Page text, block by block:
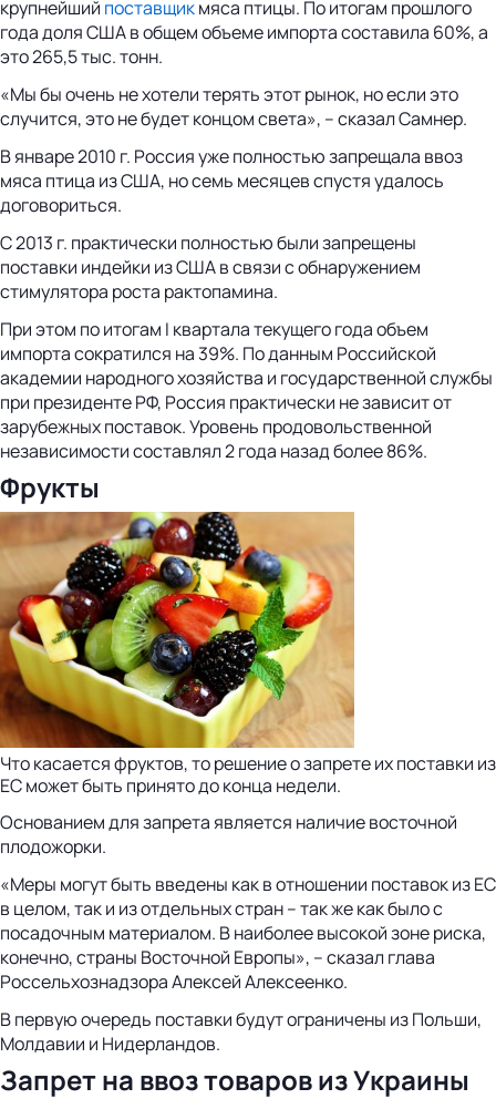
крупнейший поставщикмяса птицы. По итогам прошлого
года доля США в общем объеме импорта составила 60%, а
это 265,5 тыс. тонн.
«Мы бы очень не хотели терять этот рынок, но если это
случится, это не будет концом света», – сказал Самнер.
В январе 2010 г. Россия уже полностью запрещала ввоз
мяса птица из США, но семь месяцев спустя удалось
договориться.
С 2013 г. практически полностью были запрещены
поставки индейки из США в связи с обнаружением
стимулятора роста рактопамина.
При этом по итогам I квартала текущего года объем
импорта сократился на 39%. По данным Российской
академии народного хозяйства и государственной службы
при президенте РФ, Россия практически не зависит от
зарубежных поставок. Уровень продовольственной
независимости составлял 2 года назад более 86%.
Фрукты
Что касается фруктов, то решение о запрете их поставки из
ЕС может быть принято до конца недели.
Основанием для запрета является наличие восточной
плодожорки.
«Меры могут быть введены как в отношении поставок из ЕС
в целом, так и из отдельных стран – так же как было с
посадочным материалом. В наиболее высокой зоне риска,
конечно, страны Восточной Европы», – сказал глава
Россельхознадзора Алексей Алексеенко.
В первую очередь поставки будут ограничены из Польши,
Молдавии и Нидерландов.
Запрет на ввоз товаров из Украины